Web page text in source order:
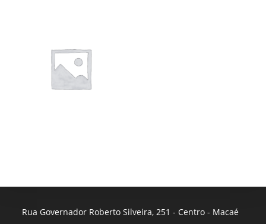
Rua Governador Roberto Silveira, 251 - Centro - Macaé